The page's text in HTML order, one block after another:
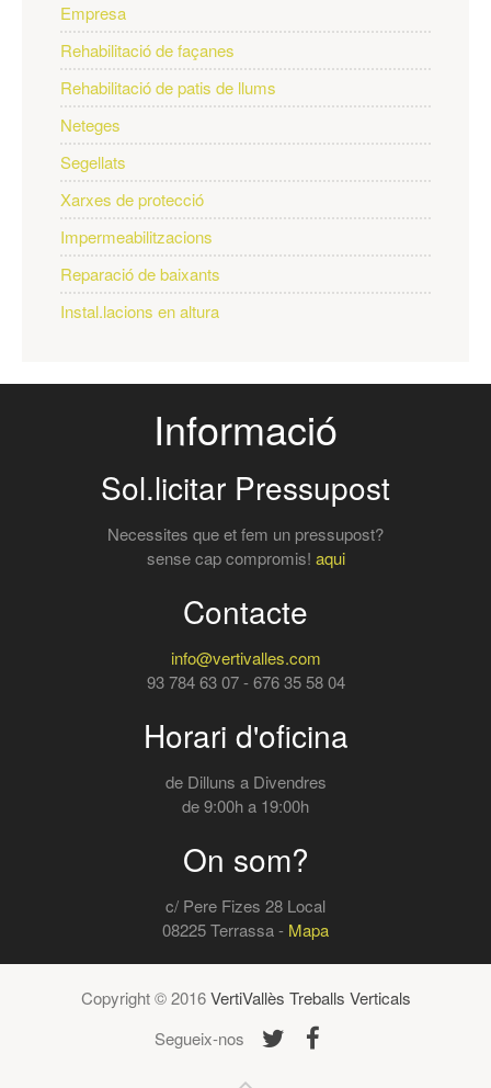
Empresa
Rehabilitació de façanes
Rehabilitació de patis de llums
Neteges
Segellats
Xarxes de protecció
Impermeabilitzacions
Reparació de baixants
Instal.lacions en altura
Informació
Sol.licitar Pressupost
Necessites que et fem un pressupost?
sense cap compromis! aqui
Contacte
info@vertivalles.com
93 784 63 07 - 676 35 58 04
Horari d'oficina
de Dilluns a Divendres
de 9:00h a 19:00h
On som?
c/ Pere Fizes 28 Local
08225 Terrassa - Mapa
Copyright © 2016VertiVallès Treballs Verticals
Segueix-nos